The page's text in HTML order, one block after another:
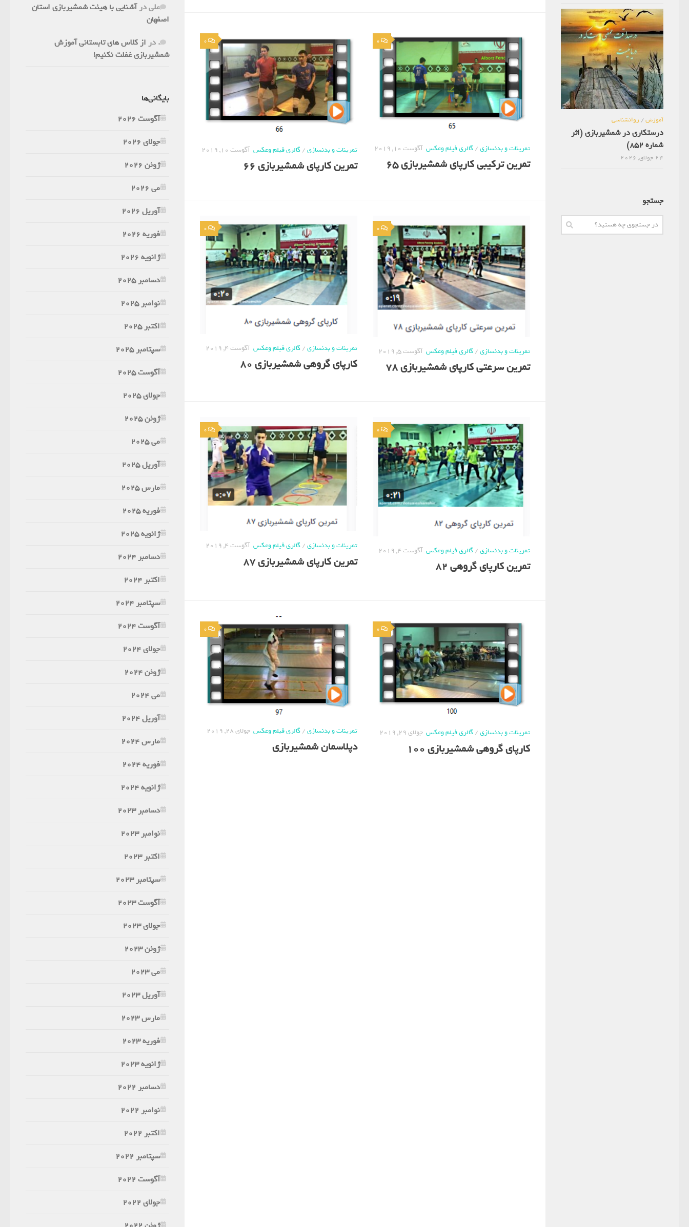
0
تمرینات و بدنسازی/گالری فیلم وعکس آگوست 10, 2019
تمرین ترکیبی کارپای شمشیربازی 65
0
تمرینات و بدنسازی/گالری فیلم وعکس آگوست 10, 2019
تمرین کارپای شمشیربازی 66
0
تمرینات و بدنسازی/گالری فیلم وعکس آگوست 5, 2019
تمرین سرعتی کارپای شمشیربازی 78
0
تمرینات و بدنسازی/گالری فیلم وعکس آگوست 4, 2019
کارپای گروهی شمشیربازی 80
0
تمرینات و بدنسازی/گالری فیلم وعکس آگوست 4, 2019
تمرین کارپای گروهی 82
0
تمرینات و بدنسازی/گالری فیلم وعکس آگوست 4, 2019
تمرین کارپای شمشیربازی 87
0
تمرینات و بدنسازی/گالری فیلم وعکس جولای 29, 2019
کارپای گروهی شمشیربازی 100
0
تمرینات و بدنسازی/گالری فیلم وعکس جولای 28, 2019
دپلاسمان شمشیربازی
علیدرآشنایی با هیئت شمشیربازی استان
اصفهان
. در از کلاس های تابستانی آموزش
شمشیربازی غفلت نکنیم!
بایگانی‌ها
آگوست 2026
جولای 2026
ژوئن 2026
می 2026
آوریل 2026
فوریه 2026
ژانویه 2026
دسامبر 2025
نوامبر 2025
اکتبر 2025
سپتامبر 2025
آگوست 2025
جولای 2025
ژوئن 2025
می 2025
آوریل 2025
مارس 2025
فوریه 2025
ژانویه 2025
دسامبر 2024
اکتبر 2024
سپتامبر 2024
آگوست 2024
جولای 2024
ژوئن 2024
می 2024
آوریل 2024
مارس 2024
فوریه 2024
ژانویه 2024
دسامبر 2023
نوامبر 2023
اکتبر 2023
سپتامبر 2023
آگوست 2023
جولای 2023
ژوئن 2023
می 2023
آوریل 2023
مارس 2023
فوریه 2023
ژانویه 2023
دسامبر 2022
نوامبر 2022
اکتبر 2022
سپتامبر 2022
آگوست 2022
جولای 2022
آموزش/ روانشناسی
درستکاری در شمشیربازی (اثر
شماره 852)
24 جولای, 2026
جستجو